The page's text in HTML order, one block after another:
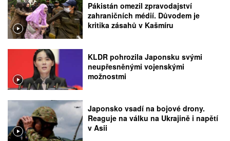
Pákistán omezil zpravodajství
zahraničních médií. Důvodem je
kritika zásahů v Kašmíru
KLDR pohrozila Japonsku svými
neupřesněnými vojenskými
možnostmi
Japonsko vsadí na bojové drony.
Reaguje na válku na Ukrajině i napětí
v Asii